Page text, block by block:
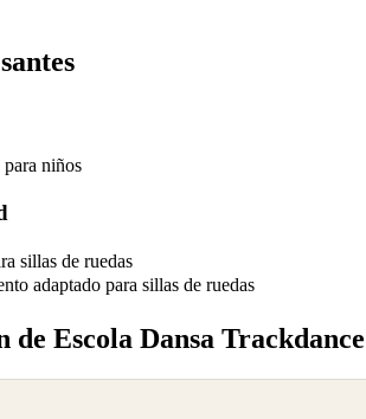
niños
sillas de ruedas
adaptado para sillas de ruedas
de Escola Dansa Trackdance